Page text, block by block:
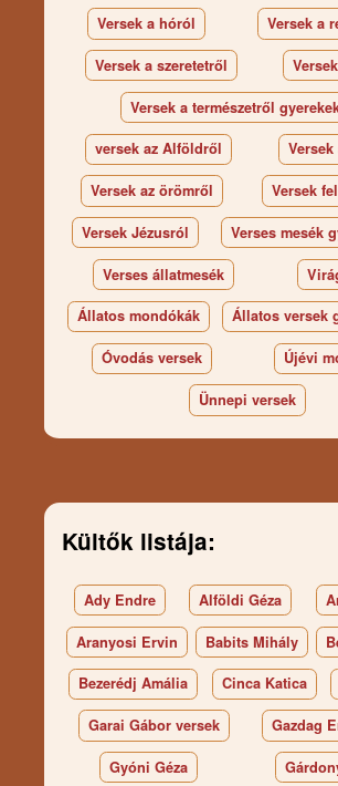
Versek a hóról Versek a
Versek a szeretetről
Versek a természetről
versek az Alföldről
Versek az örömről Versek
Versek Jézusról Verses mesék
Verses állatmesék
Állatos mondókák Állatos versek
Óvodás versek Újévi
Ünnepi versek
Kültők listája:
Ady Endre Alföldi Géza
Aranyosi Ervin Babits Mihály
Bezerédj Amália Cinca Katica
Garai Gábor versek Gazdag
Gyóni Géza